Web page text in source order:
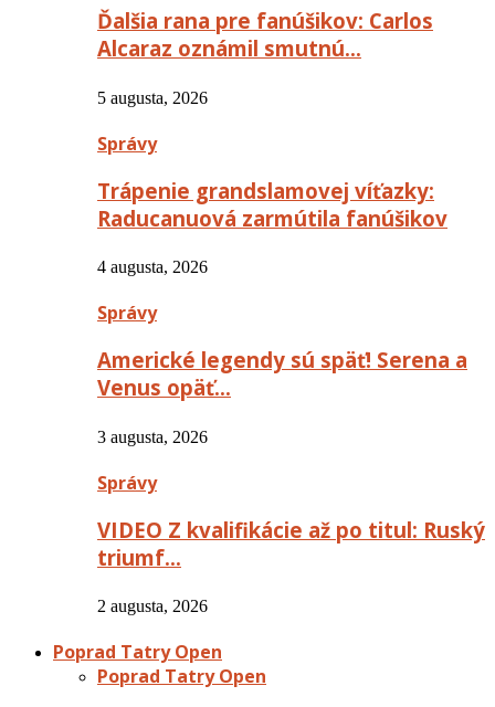
Ďalšia rana pre fanúšikov: Carlos
Alcaraz oznámil smutnú…
5 augusta, 2026
Správy
Trápenie grandslamovej víťazky:
Raducanuová zarmútila fanúšikov
4 augusta, 2026
Správy
Americké legendy sú späť! Serena a
Venus opäť…
3 augusta, 2026
Správy
VIDEO Z kvalifikácie až po titul: Ruský
triumf…
2 augusta, 2026
Poprad Tatry Open
Poprad Tatry Open